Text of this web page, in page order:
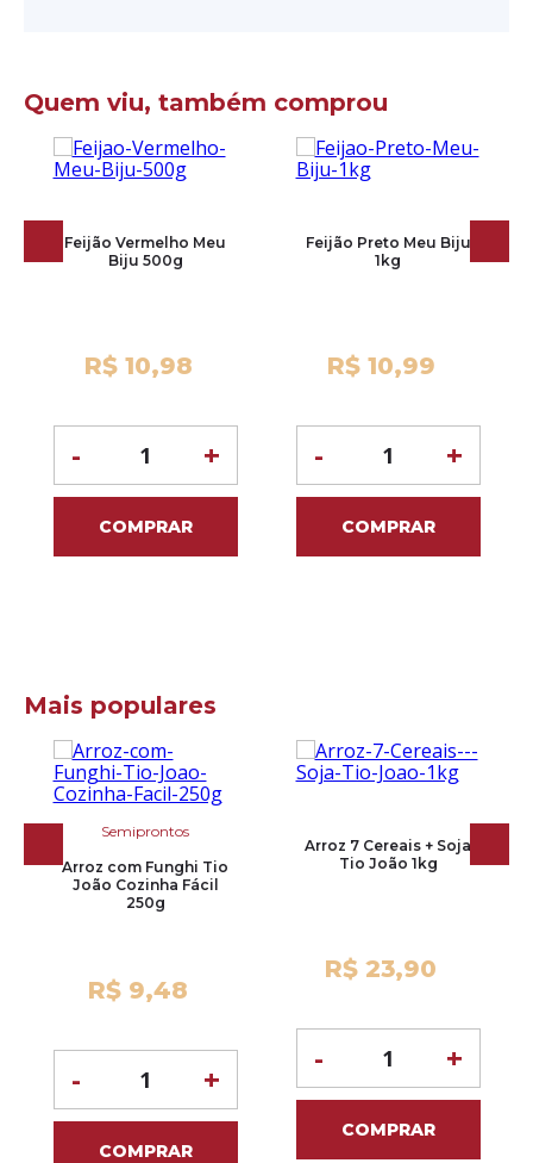
Quem viu, também comprou
Feijão Vermelho Meu
Biju 500g
R$ 10,98
+
-
COMPRAR
Feijão Preto Meu Biju
1kg
R$ 10,99
+
-
COMPRAR
Mais populares
Semiprontos
Arroz com Funghi Tio
João Cozinha Fácil
250g
R$ 9,48
+
-
COMPRAR
Arroz 7 Cereais + Soja
Tio João 1kg
R$ 23,90
+
-
COMPRAR